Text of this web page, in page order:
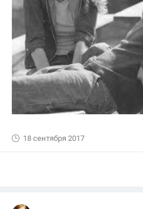
18 сентября 2017